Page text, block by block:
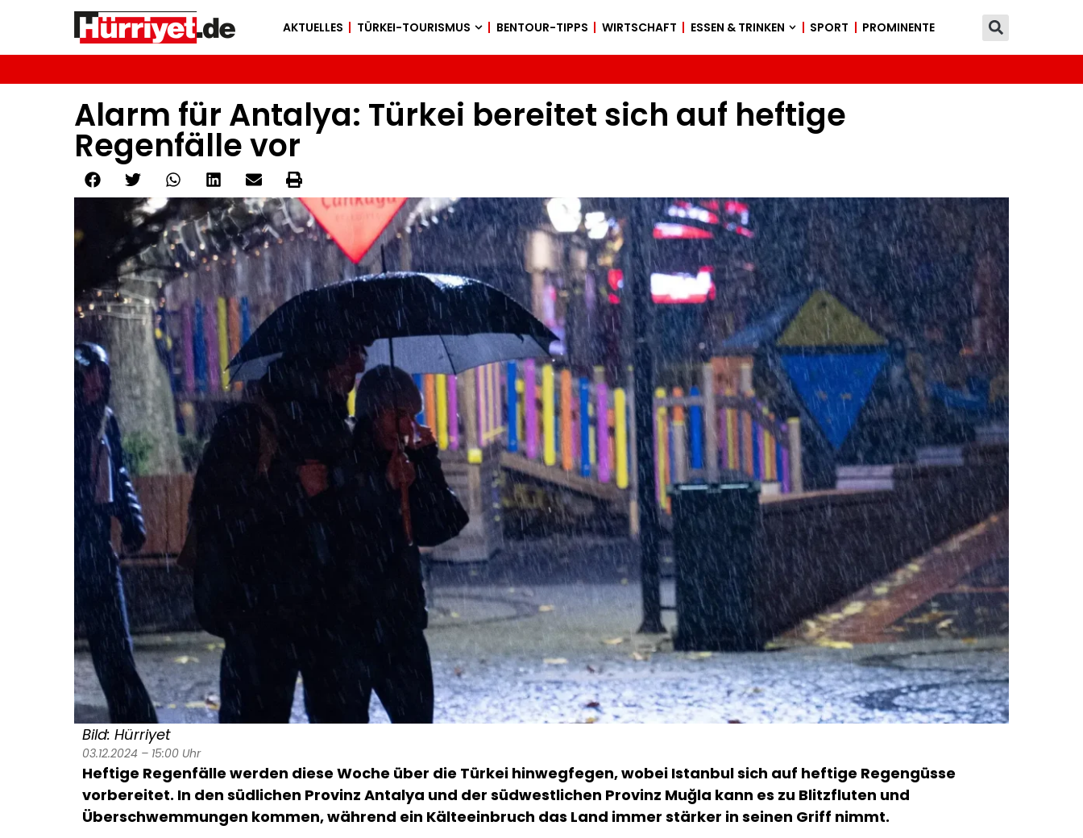
AKTUELLES TÜRKEI-TOURISMUS BENTOUR-TIPPS WIRTSCHAFT ESSEN & TRINKEN SPORT PROMINENTE
Alarm für Antalya: Türkei bereitet sich auf heftige
Regenfälle vor
Bild: Hürriyet
03.12.2024 – 15:00 Uhr
Heftige Regenfälle werden diese Woche über die Türkei hinwegfegen, wobei Istanbul sich auf heftige Regengüsse
vorbereitet. In den südlichen Provinz Antalya und der südwestlichen Provinz Muğla kann es zu Blitzfluten und
Überschwemmungen kommen, während ein Kälteeinbruch das Land immer stärker in seinen Griff nimmt.